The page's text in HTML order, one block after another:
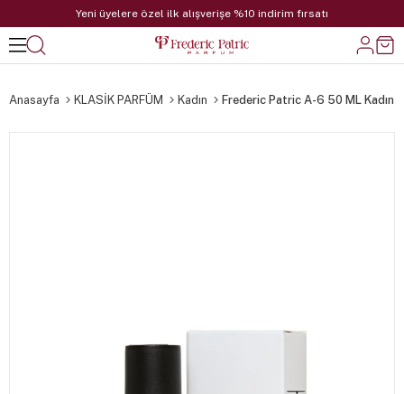
Yeni üyelere özel ilk alışverişe %10 indirim fırsatı
Anasayfa KLASİK PARFÜM Kadın Frederic Patric A-6 50 ML Kadın